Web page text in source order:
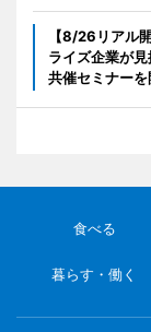
【8/26リアル
ライズ企業が
共催セミナーを
食べる
暮らす・働く